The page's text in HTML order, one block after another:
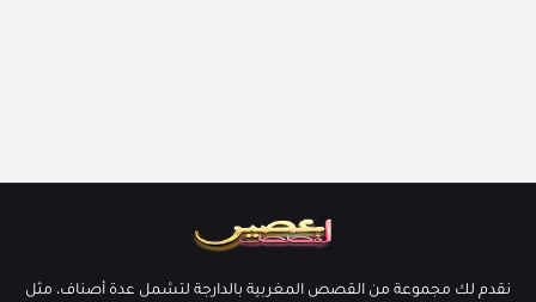
نقدم لك مجموعة من القصص المغربية بالدارجة لتشمل عدة أصناف، مثل